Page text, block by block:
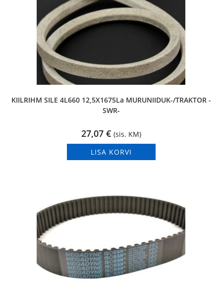
KIILRIHM SILE 4L660 12,5X1675La MURUNIIDUK-/TRAKTOR -
SWR-
27,07 € (sis. KM)
LISA KORVI